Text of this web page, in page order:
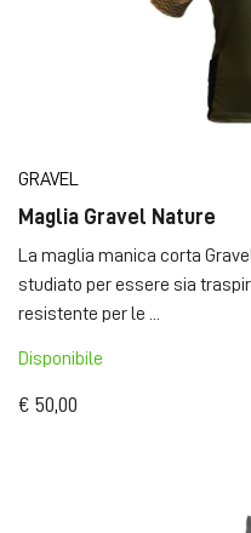
GRAVEL
Maglia Gravel Nature
La maglia manica corta
studiato per essere sia
resistente per le ...
Disponibile
€ 50,00